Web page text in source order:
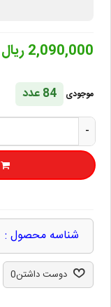
2,090,000 ریال
موجودی
84 عدد
-
شناسه محصول :
دوست داشتن0